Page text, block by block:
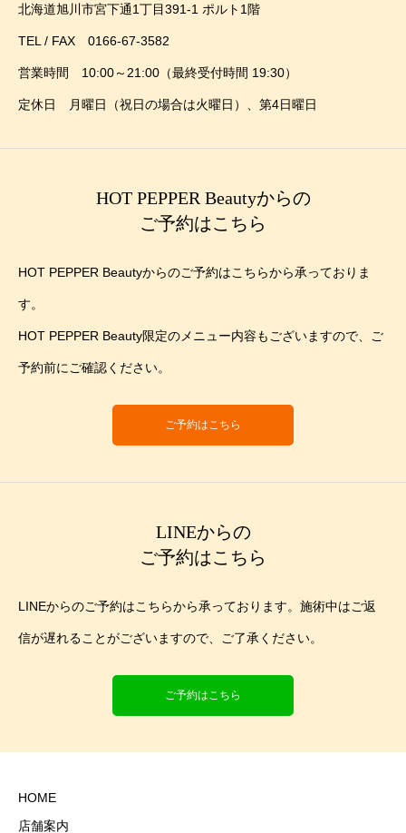
北海道旭川市宮下通1丁目391-1 ポルト1階
TEL / FAX 0166-67-3582
営業時間 10:00～21:00（最終受付時間 19:30）
定休日 月曜日（祝日の場合は火曜日）、第4日曜日
HOT PEPPER Beautyからの
ご予約はこちら
HOT PEPPER Beautyからのご予約はこちらから承っておりま
す。
HOT PEPPER Beauty限定のメニュー内容もございますので、ご
予約前にご確認ください。
ご予約はこちら
LINEからの
ご予約はこちら
LINEからのご予約はこちらから承っております。施術中はご返
信が遅れることがございますので、ご了承ください。
ご予約はこちら
HOME
店舗案内